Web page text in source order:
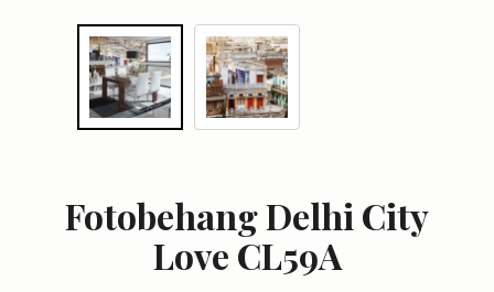
Fotobehang Delhi City
Love CL59A